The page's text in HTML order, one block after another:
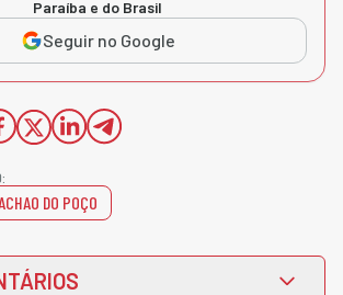
Paraíba e do Brasil
Seguir no Google
DO POÇO